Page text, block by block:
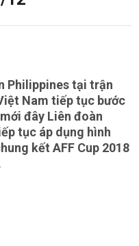
Philippines tại trận
Nam tiếp tục bước
đây Liên đoàn
tục áp dụng hình
kết AFF Cup 2018